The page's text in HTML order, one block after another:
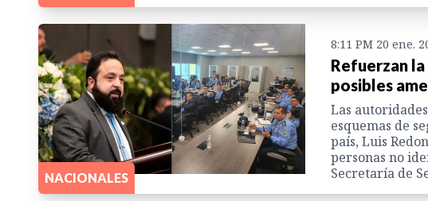
NACIONALES
8:11 PM 20 ene.
Refuerzan
posibles
Las
esquemas de
país, Luis
personas no
Secretaría de